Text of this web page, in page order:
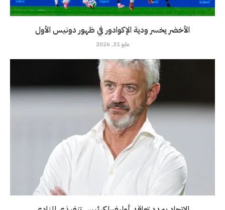
الأخضر يخسر ودية الإكوادور في ظهور دونيس الأول
مايو 31, 2026